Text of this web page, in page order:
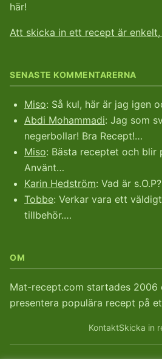
här!
Att skicka in ett recept är enkelt,
SENASTE KOMMENTARERNA
Miso: Så kul, här är jag igen
Abdi Mohammadi: Jag som
negerbollar! Bra Recept!…
Miso: Bästa receptet och blir
Använt…
Karin Hedström: Vad är s.O.P?
Tobbe: Verkar vara ett
tillbehör.…
OM
Mat-recept.com startades
presentera populära recept på
KontaktSkicka in